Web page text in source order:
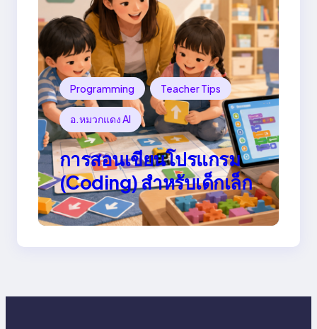
Programming Teacher Tips
อ.หมวกแดง AI
การสอนเขียนโปรแกรม
(Coding) สำหรับเด็กเล็ก